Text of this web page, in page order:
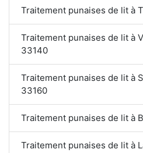
Traitement punaises de lit à
Traitement punaises de lit à
33140
Traitement punaises de lit à
33160
Traitement punaises de lit à
Traitement punaises de lit à